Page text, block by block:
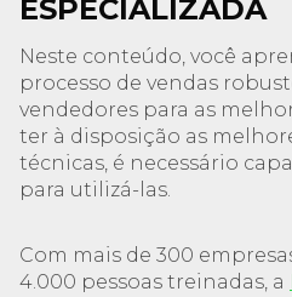
ESPECIALIZADA
Neste conteúdo, você
processo de vendas
vendedores para as
ter à disposição as
técnicas, é necessário
para utilizá-las.
Com mais de 300
4.000 pessoas treinadas, a